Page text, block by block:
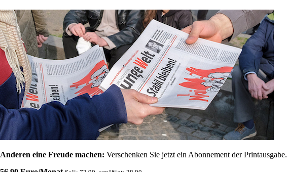
Anderen eine Freude machen: Verschenken Sie jetzt ein Abonnement der Printausgabe.